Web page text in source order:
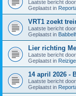
Laatste bericht door
Geplaatst in
VRT1 zoekt
Laatste bericht door
Geplaatst in
Lier richting
Laatste bericht door
Geplaatst in
14 april 2026 -
Laatste bericht door
Geplaatst in